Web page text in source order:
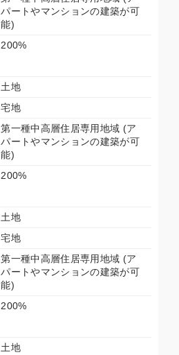
パートやマンションの建築が可
能)
200%
土地
宅地
第一種中高層住居専用地域 (ア
パートやマンションの建築が可
能)
200%
土地
宅地
第一種中高層住居専用地域 (ア
パートやマンションの建築が可
能)
200%
土地